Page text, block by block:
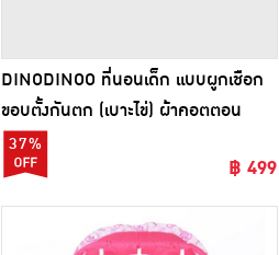
DINODINOO ที่นอนเด็ก แบบผูกเชือก
ขอบตั้งกันตก (เบาะไข่) ผ้าคอตตอน
ขนาด 65x90x8cm cm
37%
฿ 499